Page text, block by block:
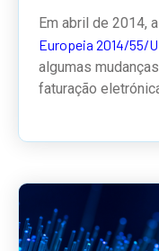
Em abril de 2014,
Europeia 2014/55/
algumas
faturação eletrónica